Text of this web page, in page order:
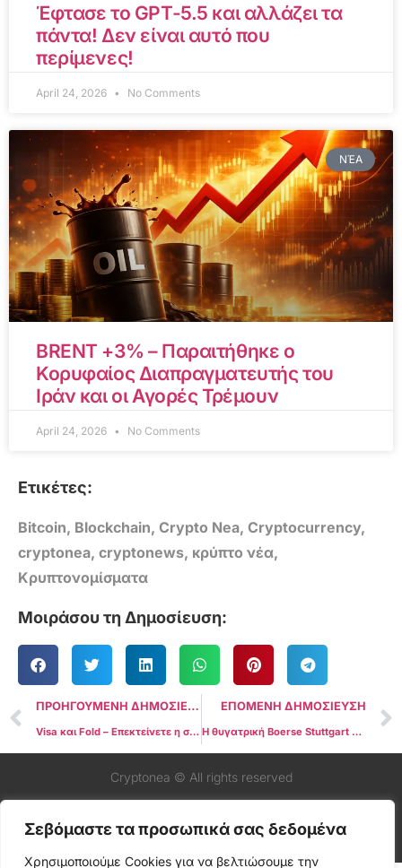
Σεβόμαστε τα προσωπικά σας δεδομένα
Χρησιμοποιούμε Cookies για να βελτιώσουμε την
Έφτασε το GPT-5.5 και αλλάζει τα
πάντα! Δεν είναι αυτό που
περίμενες!
April 24, 2026 No Comments
ΝΈΑ
BRENT +3% – Παραιτήθηκε ο
Κορυφαίος Διαπραγματευτής του
Ιράν και οι Αγορές Τρέμουν
April 24, 2026 No Comments
Ετικέτες:
Bitcoin, Blockchain, Crypto Nea, Cryptocurrency,
cryptonea, cryptonews, κρύπτο νέα,
Κρυπτονομίσματα
Μοιράσου τη Δημοσίευση:
ΠΡΟΗΓΟΥΜΕΝΗ ΔΗΜΟΣΙΕΥΣΗ
Visa και Fold – Επεκτείνετε η συνεργασία σε νέες περιοχές με Bitcoin Rewards
ΕΠΟΜΕΝΗ ΔΗΜΟΣΙΕΥΣΗ
Η θυγατρική Boerse Stuttgart Digital λαμβάνει τελική έγκριση για την φύλαξη κρύπτο
Cryptonea © All rights reserved